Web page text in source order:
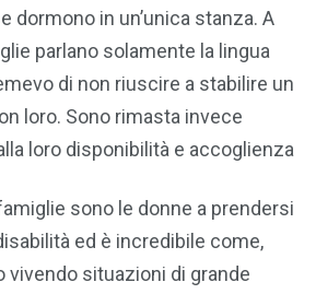
dormono in un’unica stanza. A
parlano solamente la lingua
di non riuscire a stabilire un
loro. Sono rimasta invece
loro disponibilità e accoglienza
sono le donne a prendersi
ed è incredibile come,
vivendo situazioni di grande